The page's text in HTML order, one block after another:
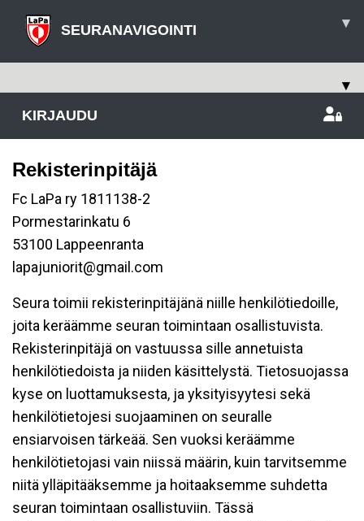
SEURANAVIGOINTI ▾
▾
KIRJAUDU
Rekisterinpitäjä
Fc LaPa ry 1811138-2
Pormestarinkatu 6
53100 Lappeenranta
lapajuniorit@gmail.com
Seura toimii rekisterinpitäjänä niille henkilötiedoille,
joita keräämme seuran toimintaan osallistuvista.
Rekisterinpitäjä on vastuussa sille annetuista
henkilötiedoista ja niiden käsittelystä. Tietosuojassa
kyse on luottamuksesta, ja yksityisyytesi sekä
henkilötietojesi suojaaminen on seuralle
ensiarvoisen tärkeää. Sen vuoksi keräämme
henkilötietojasi vain niissä määrin, kuin tarvitsemme
niitä ylläpitääksemme ja hoitaaksemme suhdetta
seuran toimintaan osallistuviin. Tässä